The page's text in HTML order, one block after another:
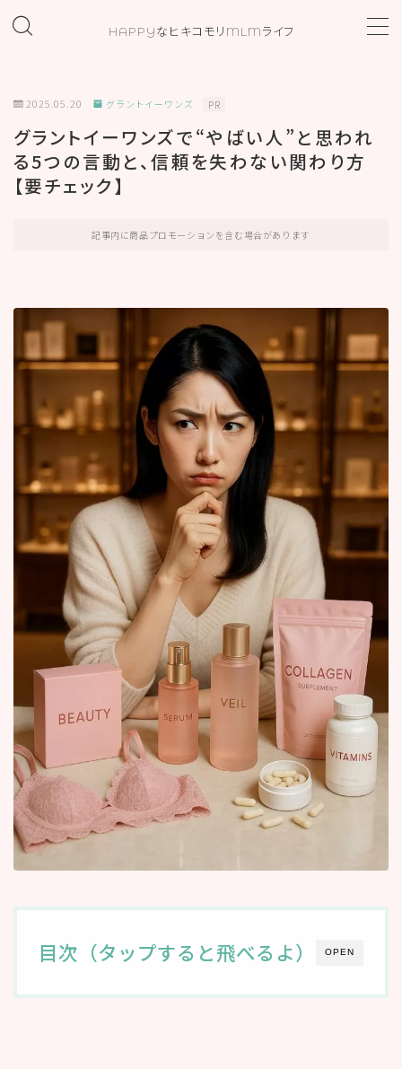
HAPPYなヒキコモリMLMライフ
プロフィール
2025.05.20 グラントイーワンズ PR
グラントイーワンズで“やばい人”と思われ
る5つの言動と、信頼を失わない関わり方
【要チェック】
記事内に商品プロモーションを含む場合があります
OPEN
目次（タップすると飛べるよ）